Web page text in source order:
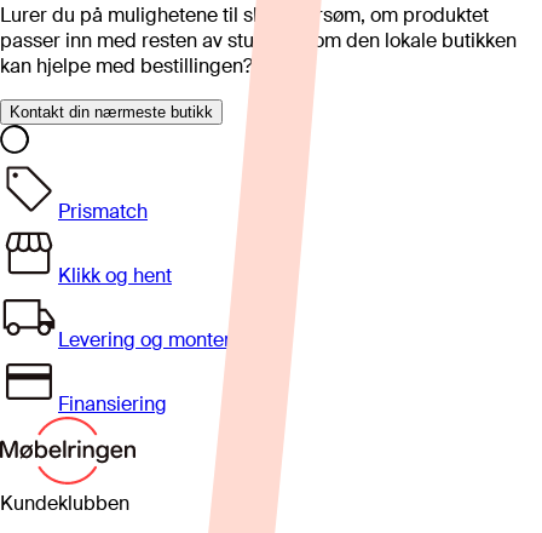
Lurer du på mulighetene til skreddersøm, om produktet
passer inn med resten av stua eller om den lokale butikken
kan hjelpe med bestillingen?
Kontakt din nærmeste butikk
Prismatch
Klikk og hent
Levering og montering
Finansiering
Kundeklubben